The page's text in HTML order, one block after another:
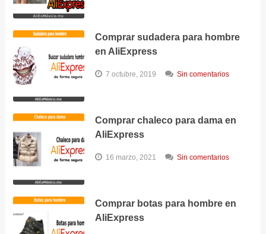
Comprar sudadera para hombre
en AliExpress
7 octubre, 2019 Sin comentarios
Comprar chaleco para dama en
AliExpress
16 marzo, 2021 Sin comentarios
Comprar botas para hombre en
AliExpress